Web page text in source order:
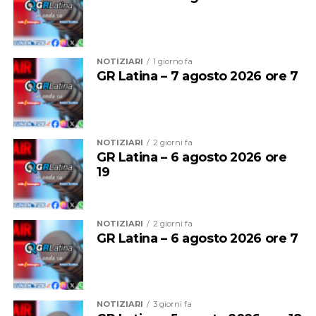
potrà garantire, secondo noi, per questa estate, un
servizio eccellente. E siamo anche preoccupati per
l’inizio della stagione scolastica, quando andrà garantito
agli studenti il diritto alla mobilità che è sacrosanto”.
Audio
Player
00:00
Per il sindacalista, che martedì sedeva al tavolo con
altre due sigle, Cgil e Uil, ci sono due motivi
NOTIZIARI 1 giorno fa
GR Latina – 7 agosto 2026 ore 7
NOTIZIARI 2 giorni fa
GR Latina – 6 agosto 2026 ore
19
NOTIZIARI 2 giorni fa
GR Latina – 6 agosto 2026 ore 7
NOTIZIARI 3 giorni fa